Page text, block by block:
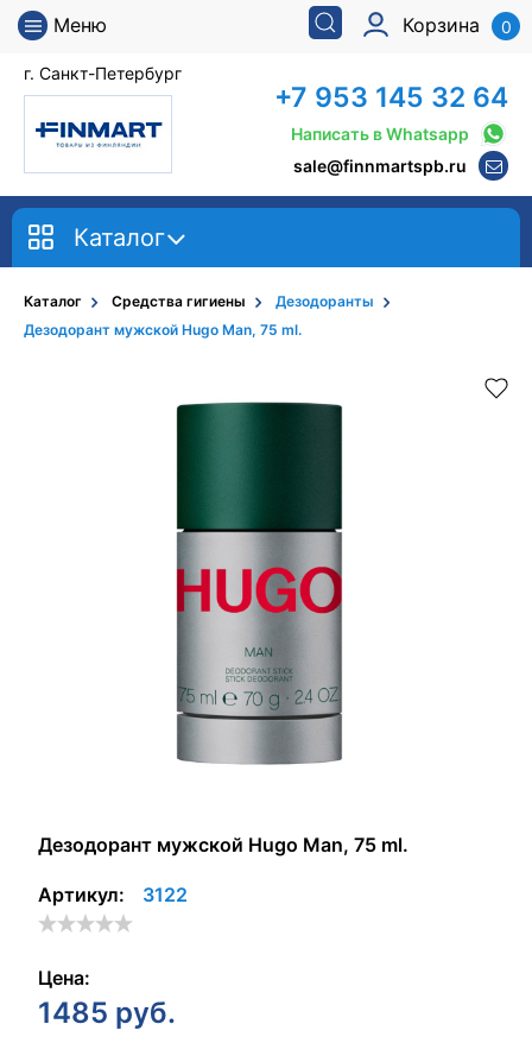
Меню
г. Санкт-Петербург
Корзина 0
+7 953 145 32 64
Написать в Whatsapp
sale@finnmartspb.ru
Каталог
Каталог Средства гигиены
Дезодоранты
Дезодорант мужской Hugo Man, 75 ml.
Дезодорант мужской Hugo Man, 75 ml.
Артикул: 3122
Цена:
1485 руб.